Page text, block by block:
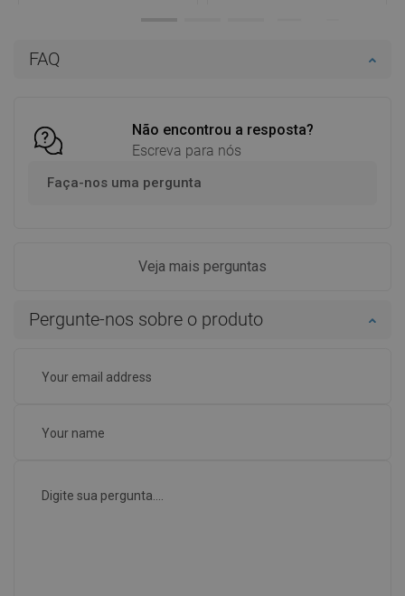
FAQ
Não encontrou a resposta?
Escreva para nós
Faça-nos uma pergunta
Veja mais perguntas
Pergunte-nos sobre o produto